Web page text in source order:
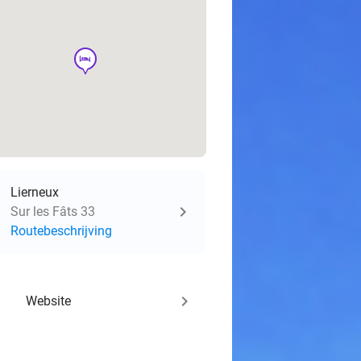
hotel
Lierneux
Sur les Fâts 33
Routebeschrijving
Website keyboard_arrow_right